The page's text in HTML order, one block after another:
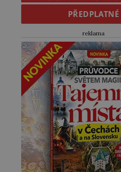
PŘEDPLATNÉ
reklama